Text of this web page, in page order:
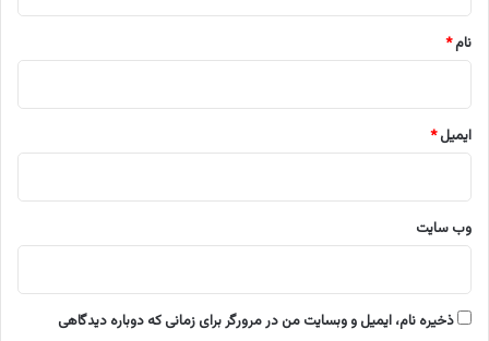
نام*
ایمیل*
وب‌ سایت
ذخیره نام، ایمیل و وبسایت من در مرورگر برای زمانی که دوباره دیدگاهی